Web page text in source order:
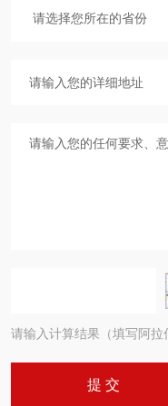
请输入计算结果（填写阿